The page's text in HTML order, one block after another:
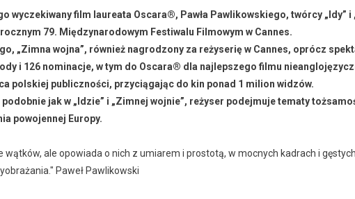
wyczekiwany film laureata Oscara®, Pawła Pawlikowskiego, twórcy „Idy”
79. Międzynarodowym Festiwalu Filmowym w Cannes.
„Zimna wojna”, również nagrodzony za reżyserię w Cannes, oprócz
i 126 nominacje, w tym do Oscara® dla najlepszego filmu
polskiej publiczności, przyciągając do kin ponad 1 milion widzów.
jak w „Idzie” i „Zimnej wojnie”, reżyser podejmuje tematy
powojennej Europy.
wątków, ale opowiada o nich z umiarem i prostotą, w mocnych kadrach i
Paweł Pawlikowski